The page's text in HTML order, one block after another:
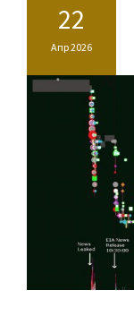
22
Апр 2026